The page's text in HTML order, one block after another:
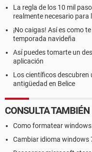
La regla de los 10 mil
realmente necesario para
¡No caigas! Así es como
temporada navideña
Así puedes tomarte un
aplicación
Los científicos descubren
antigüedad en Belice
CONSULTA TAMBIÉN
Como formatear
Cambiar idioma windows